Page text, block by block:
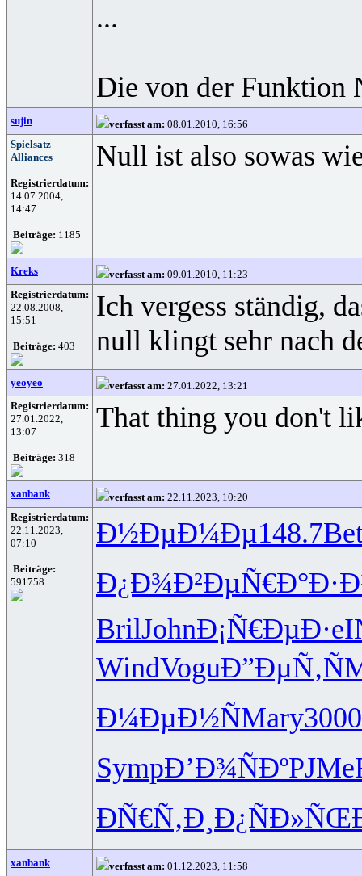
...
Die von der Funktion
sujin verfasst am: 08.01.2010, 16:56
Spielsatz
Alliances
Registrierdatum:
14.07.2004,
14:47
Beiträge: 1185
Null ist also sowas
Kreks verfasst am: 09.01.2010, 11:23
Registrierdatum:
22.08.2008,
15:51
Beiträge: 403
Ich vergess ständig,
null klingt sehr nach
yeoyeo verfasst am: 27.01.2022, 13:21
Registrierdatum:
27.01.2022,
13:07
Beiträge: 318
That thing you don't
xanbank verfasst am: 22.11.2023, 10:20
Registrierdatum:
22.11.2023,
07:10
Beiträge:
591758
Ð½ÐµÐ¼Ðµ148.7
Ð¿Ð¾Ð²Ðµ
BrilJohnÐ¡Ñ€ÐµÐ·
WindVoguÐ”ÐµÑ‚Ñ
Ð¼ÐµÐ½ÑMary3000
SympÐ’Ð¾ÑÐºPJMe
ÐÑ€Ñ‚Ð¸ Ð¿ÑÐ»ÑŒ
xanbank verfasst am: 01.12.2023, 11:58